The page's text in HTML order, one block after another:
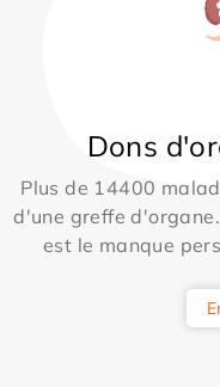
Dons
Plus de 14400
d'une greffe
est le manque